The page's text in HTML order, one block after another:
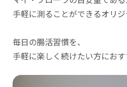
手軽に測ることができるオリジ
毎日の腸活習慣を、
手軽に楽しく続けたい方におす